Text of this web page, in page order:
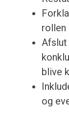
rollen
Afslut
blive
og